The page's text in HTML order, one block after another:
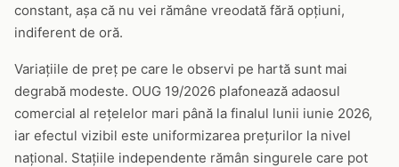
constant, așa că nu vei rămâne vreodată fără opțiuni,
indiferent de oră.
Variațiile de preț pe care le observi pe hartă sunt mai
degrabă modeste. OUG 19/2026 plafonează adaosul
comercial al rețelelor mari până la finalul lunii iunie 2026,
iar efectul vizibil este uniformizarea prețurilor la nivel
național. Stațiile independente rămân singurele care pot